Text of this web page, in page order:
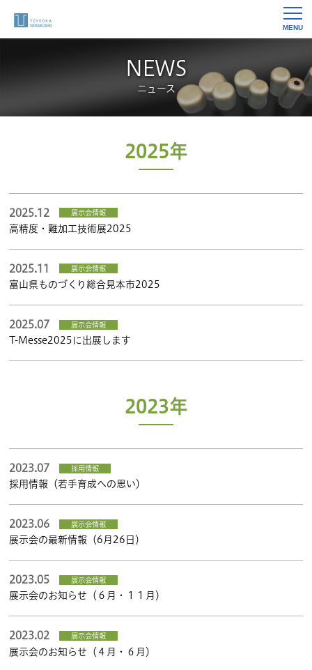
MENU
NEWS
ニュース
2025年
2025.12 展示会情報
高精度・難加工技術展2025
2025.11 展示会情報
富山県ものづくり総合見本市2025
2025.07 展示会情報
T-Messe2025に出展します
2023年
2023.07 採用情報
採用情報（若手育成への思い）
2023.06 展示会情報
展示会の最新情報（6月26日）
2023.05 展示会情報
展示会のお知らせ（６月・１１月）
2023.02 展示会情報
展示会のお知らせ（４月・６月）